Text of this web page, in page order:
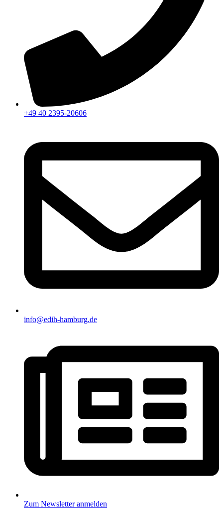
+49 40 2395-20606
info@edih-hamburg.de
Zum Newsletter anmelden